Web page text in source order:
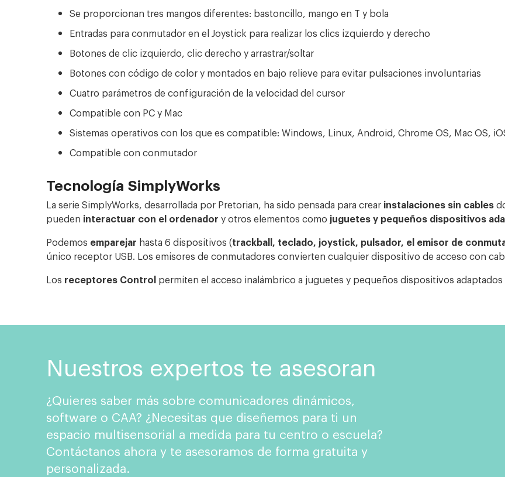
Se proporcionan tres mangos diferentes: bastoncillo, mango en T y bola
Entradas para conmutador en el Joystick para realizar los clics izquierdo y derecho
Botones de clic izquierdo, clic derecho y arrastrar/soltar
Botones con código de color y montados en bajo relieve para evitar pulsaciones involuntarias
Cuatro parámetros de configuración de la velocidad del cursor
Compatible con PC y Mac
Sistemas operativos con los que es compatible: Windows, Linux, Android, Chrome OS, Mac OS,
Compatible con conmutador
Tecnología SimplyWorks
La serie SimplyWorks, desarrollada por Pretorian, ha sido pensada para crear instalaciones sin cables
pueden interactuar con el ordenador y otros elementos como juguetes y pequeños dispositivos
Podemos emparejar hasta 6 dispositivos (trackball, teclado, joystick, pulsador, el emisor de
único receptor USB. Los emisores de conmutadores convierten cualquier dispositivo de acceso con
Los receptores Control permiten el acceso inalámbrico a juguetes y pequeños dispositivos
Nuestros expertos te asesoran
¿Quieres saber más sobre comunicadores dinámicos,
software o CAA? ¿Necesitas que diseñemos para ti un
espacio multisensorial a medida para tu centro o escuela?
Contáctanos ahora y te asesoramos de forma gratuita y
personalizada.